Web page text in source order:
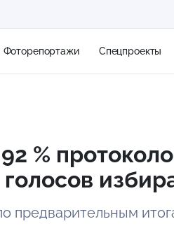
Фоторепортажи Спецпроекты
13 м/с
%
предварительным